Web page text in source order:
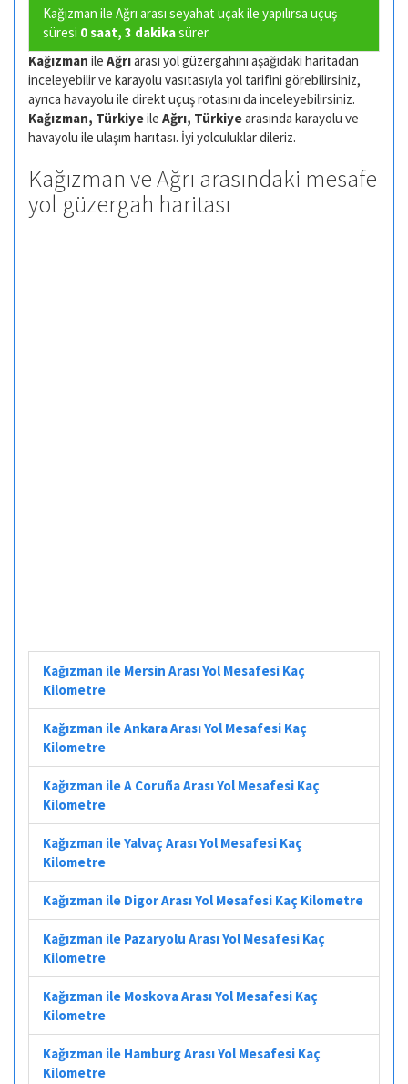
Kağızman ile Ağrı arası seyahat uçak ile yapılırsa uçuş
süresi 0 saat, 3 dakikasürer.
Kağızman ile Ağrıarası yol güzergahını aşağıdaki haritadan
inceleyebilir ve karayolu vasıtasıyla yol tarifini görebilirsiniz,
ayrıca havayolu ile direkt uçuş rotasını da inceleyebilirsiniz.
Kağızman, Türkiyeile Ağrı, Türkiyearasında karayolu ve
havayolu ile ulaşım harıtası. İyi yolculuklar dileriz.
Kağızman ve Ağrı arasındaki mesafe
yol güzergah haritası
Kağızman ile Mersin Arası Yol Mesafesi Kaç
Kilometre
Kağızman ile Ankara Arası Yol Mesafesi Kaç
Kilometre
Kağızman ile A Coruña Arası Yol Mesafesi Kaç
Kilometre
Kağızman ile Yalvaç Arası Yol Mesafesi Kaç
Kilometre
Kağızman ile Digor Arası Yol Mesafesi Kaç Kilometre
Kağızman ile Pazaryolu Arası Yol Mesafesi Kaç
Kilometre
Kağızman ile Moskova Arası Yol Mesafesi Kaç
Kilometre
Kağızman ile Hamburg Arası Yol Mesafesi Kaç
Kilometre